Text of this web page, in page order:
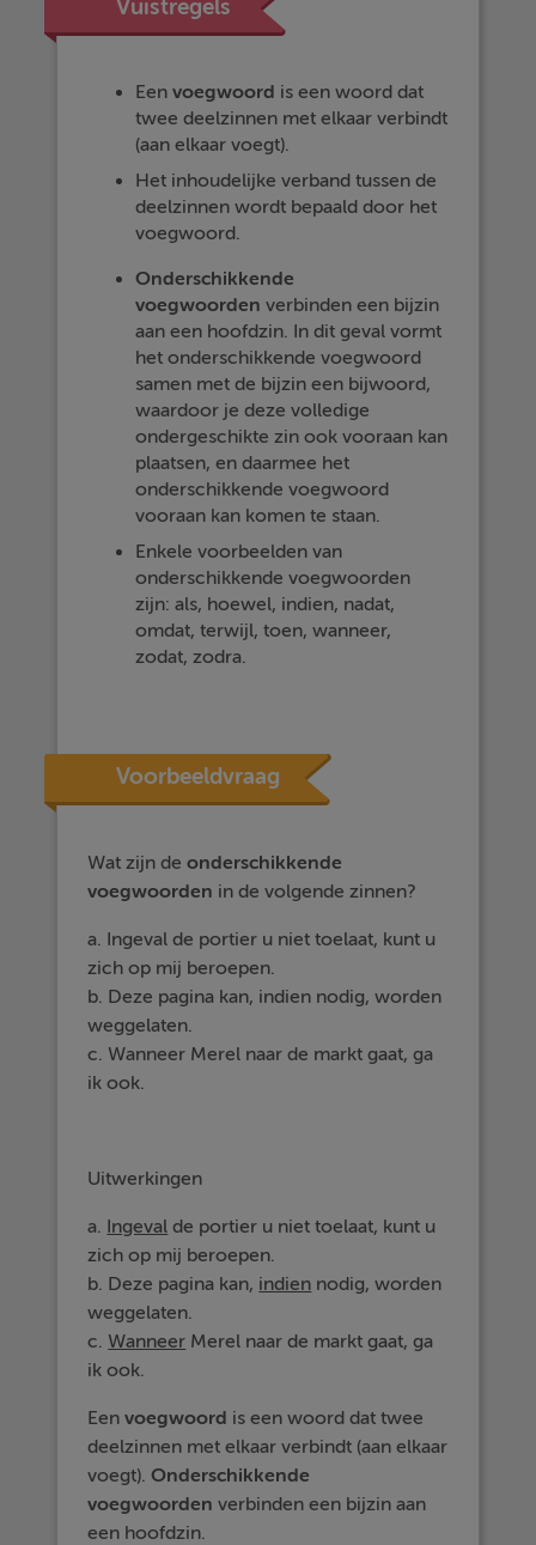
Vuistregels
Eenvoegwoord is een woord dat
twee deelzinnen met elkaar verbindt
(aan elkaar voegt).
Het inhoudelijke verband tussen de
deelzinnen wordt bepaald door het
voegwoord.
Onderschikkende
voegwoorden verbinden een bijzin
aan een hoofdzin. In dit geval vormt
het onderschikkende voegwoord
samen met de bijzin een bijwoord,
waardoor je deze volledige
ondergeschikte zin ook vooraan kan
plaatsen, en daarmee het
onderschikkende voegwoord
vooraan kan komen te staan.
Enkele voorbeelden van
onderschikkende voegwoorden
zijn: als, hoewel, indien, nadat,
omdat, terwijl, toen, wanneer,
zodat, zodra.
Voorbeeldvraag
Wat zijn deonderschikkende
voegwoorden in de volgende zinnen?
a. Ingeval de portier u niet toelaat, kunt u
zich op mij beroepen.
b. Deze pagina kan, indien nodig, worden
weggelaten.
c. Wanneer Merel naar de markt gaat, ga
ik ook.
Uitwerkingen
a. Ingeval de portier u niet toelaat, kunt u
zich op mij beroepen.
b. Deze pagina kan, indien nodig, worden
weggelaten.
c. Wanneer Merel naar de markt gaat, ga
ik ook.
Eenvoegwoord is een woord dat twee
deelzinnen met elkaar verbindt (aan elkaar
voegt).Onderschikkende
voegwoorden verbinden een bijzin aan
een hoofdzin.